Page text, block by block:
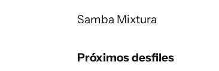
Samba Mixtura
Próximos desfiles